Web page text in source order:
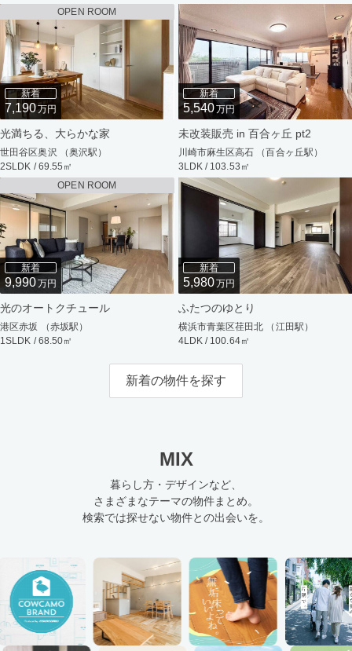
OPEN ROOM
新着
7,190万円
光満ちる、大らかな家
世田谷区奥沢 （奥沢駅）
2SLDK / 69.55㎡
新着
5,540万円
未改装販売 in 百合ヶ丘 pt2
川崎市麻生区高石 （百合ヶ丘駅）
3LDK / 103.53㎡
OPEN ROOM
新着
9,990万円
光のオートクチュール
港区赤坂 （赤坂駅）
1SLDK / 68.50㎡
新着
5,980万円
ふたつのゆとり
横浜市青葉区荏田北 （江田駅）
4LDK / 100.64㎡
新着の物件を探す
MIX
暮らし方・デザインなど、
さまざまなテーマの物件まとめ。
検索では探せない物件との出会いを。